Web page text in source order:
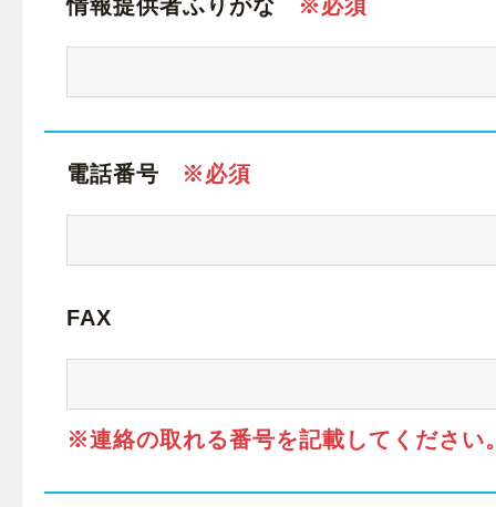
情報提供者ふりがな
電話番号
FAX
※連絡の取れる番号を記載してください